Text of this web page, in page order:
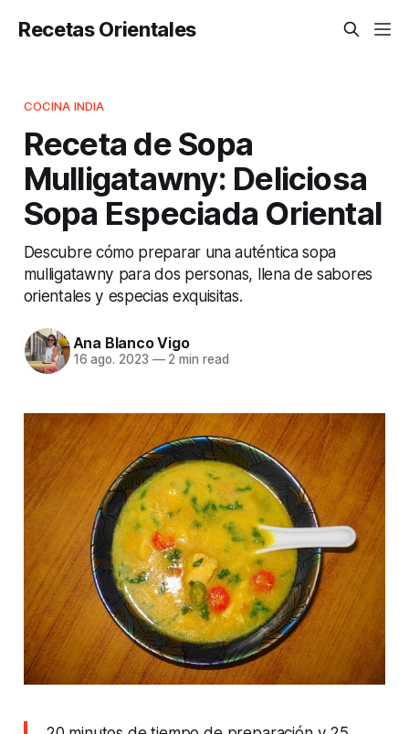
Recetas Orientales
COCINA INDIA
Receta de Sopa
Mulligatawny: Deliciosa
Sopa Especiada Oriental
Descubre cómo preparar una auténtica sopa
mulligatawny para dos personas, llena de sabores
orientales y especias exquisitas.
Ana Blanco Vigo
16 ago. 2023 —2 min read